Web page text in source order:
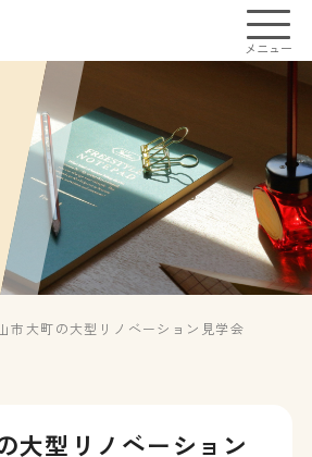
メニュー
市大町の大型リノベーション見学会
大型リノベーション